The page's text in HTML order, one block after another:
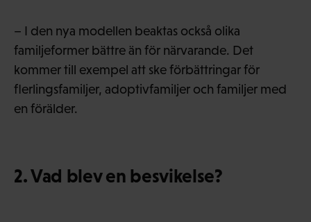
– I den nya modellen beaktas också olika
familjeformer bättre än för närvarande. Det
kommer till exempel att ske förbättringar för
flerlingsfamiljer, adoptivfamiljer och familjer med
en förälder.
2. Vad blev en besvikelse?